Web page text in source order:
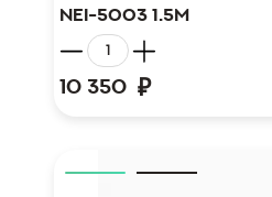
NEI-5003 1.5м
10 350 ₽